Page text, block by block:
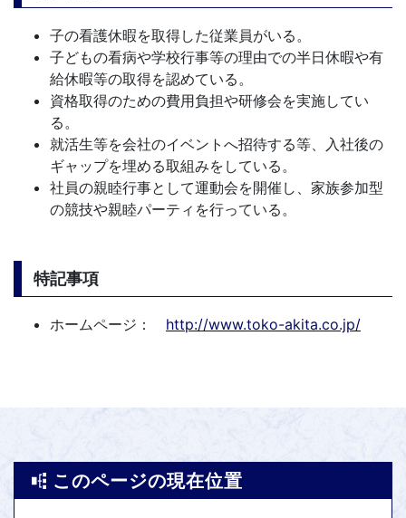
子の看護休暇を取得した従業員がいる。
子どもの看病や学校行事等の理由での半日休暇や有
給休暇等の取得を認めている。
資格取得のための費用負担や研修会を実施してい
る。
就活生等を会社のイベントへ招待する等、入社後の
ギャップを埋める取組みをしている。
社員の親睦行事として運動会を開催し、家族参加型
の競技や親睦パーティを行っている。
特記事項
ホームページ： http://www.toko-akita.co.jp/
このページの現在位置